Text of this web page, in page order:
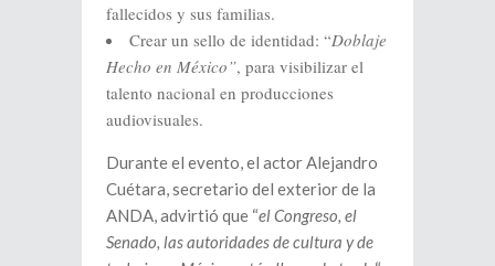
fallecidos y sus familias.
Crear un sello de identidad: “Doblaje
Hecho en México”, para visibilizar el
talento nacional en producciones
audiovisuales.
Durante el evento, el actor Alejandro
Cuétara, secretario del exterior de la
ANDA, advirtió que “el Congreso, el
Senado, las autoridades de cultura y de